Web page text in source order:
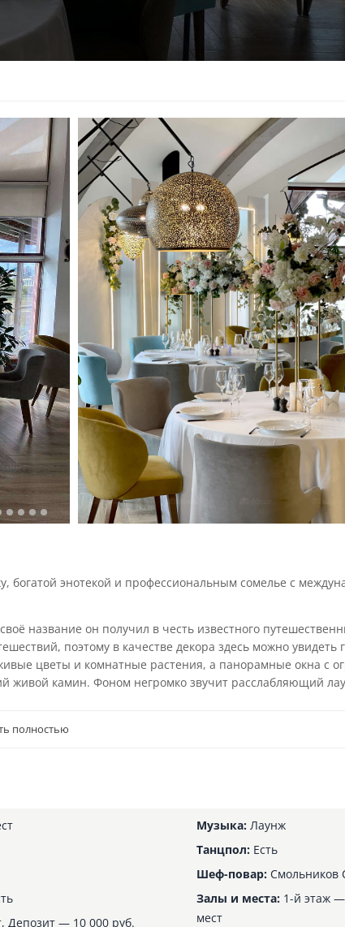
богатой энотекой и профессиональным сомелье с
название он получил в честь известного
поэтому в качестве декора здесь можно увидеть
цветы и комнатные растения, а панорамные окна с
живой камин. Фоном негромко звучит расслабляющий
полностью
Депозит — 10 000 руб.
Музыка:Лаунж
Танцпол:Есть
Шеф-повар:Смольников
Залы и места:1-й этаж —
мест